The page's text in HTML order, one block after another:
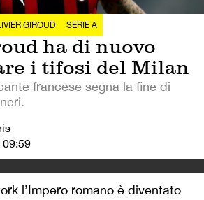
GIROUD SERIE A
ha di nuovo
i tifosi del Milan
francese segna la fine di
09:59
l’Impero romano è diventato